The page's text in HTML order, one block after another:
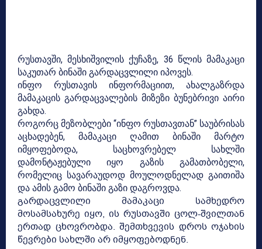
რუსთავში, მესხიშვილის ქუჩაზე, 36 წლის მამაკაცი
საკუთარ ბინაში გარდაცვლილი იპოვეს.
ინფო რუსთავის ინფორმაციით, ახალგაზრდა
მამაკაცის გარდაცვალების მიზეზი ბუნებრივი აირი
გახდა.
როგორც მეზობლები “ინფო რუსთავთან” საუბრისას
აცხადებენ, მამაკაცი ღამით ბინაში მარტო
იმყოფებოდა, საცხოვრებელ სახლში
დამონტაჟებული იყო გაზის გამათბობელი,
რომელიც სავარაუდოდ მოულოდნელად გაითიშა
და ამის გამო ბინაში გაზი დაგროვდა.
გარდაცვლილი მამაკაცი სამხედრო
მოსამსახურე იყო, ის რუსთავში ცოლ-შვილთან
ერთად ცხოვრობდა. შემთხვევის დროს ოჯახის
წევრები სახლში არ იმყოფებოდნენ.